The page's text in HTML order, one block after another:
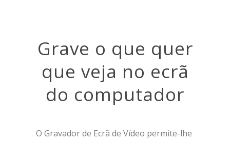
Grave o que quer
que veja no ecrã
do computador
O Gravador de Ecrã de Vídeo permite-lhe